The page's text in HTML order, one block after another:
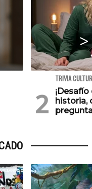
TRIVIA
historia,